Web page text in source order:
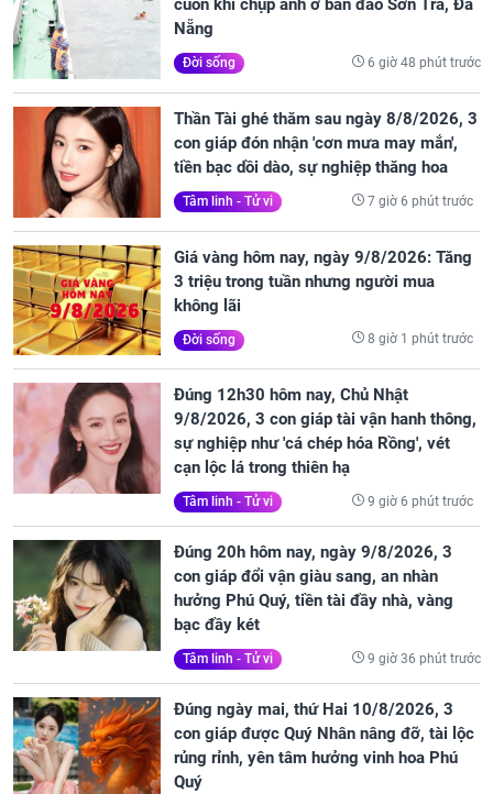
cuốn khi chụp ảnh ở bán đảo Sơn Trà, Đà
Nẵng
Đời sống 6 giờ 48 phút trước
Thần Tài ghé thăm sau ngày 8/8/2026, 3
con giáp đón nhận 'cơn mưa may mắn',
tiền bạc dồi dào, sự nghiệp thăng hoa
Tâm linh - Tử vi 7 giờ 6 phút trước
Giá vàng hôm nay, ngày 9/8/2026: Tăng
3 triệu trong tuần nhưng người mua
không lãi
Đời sống 8 giờ 1 phút trước
Đúng 12h30 hôm nay, Chủ Nhật
9/8/2026, 3 con giáp tài vận hanh thông,
sự nghiệp như 'cá chép hóa Rồng', vét
cạn lộc lá trong thiên hạ
Tâm linh - Tử vi 9 giờ 6 phút trước
Đúng 20h hôm nay, ngày 9/8/2026, 3
con giáp đổi vận giàu sang, an nhàn
hưởng Phú Quý, tiền tài đầy nhà, vàng
bạc đầy két
Tâm linh - Tử vi 9 giờ 36 phút trước
Đúng ngày mai, thứ Hai 10/8/2026, 3
con giáp được Quý Nhân nâng đỡ, tài lộc
rủng rỉnh, yên tâm hưởng vinh hoa Phú
Quý